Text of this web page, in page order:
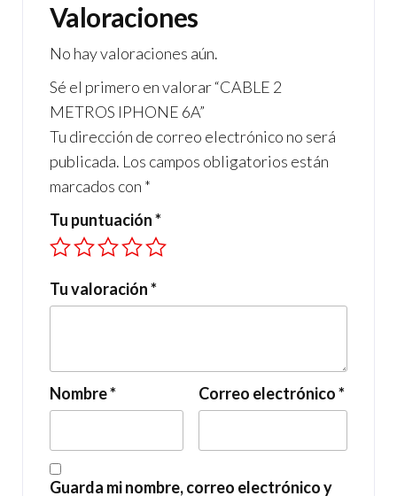
b
o
o
k
a
m
s
A
p
p
Valoraciones
No hay valoraciones aún.
Sé el primero en valorar “CABLE 2
METROS IPHONE 6A”
Tu dirección de correo electrónico no será
publicada. Los campos obligatorios están
marcados con *
Tu puntuación*
Tu valoración*
Nombre* Correo electrónico*
Guarda mi nombre, correo electrónico y